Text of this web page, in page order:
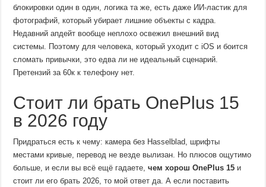
блокировки один в один, логика та же, есть даже ИИ-ластик для
фотографий, который убирает лишние объекты с кадра.
Недавний апдейт вообще неплохо освежил внешний вид
системы. Поэтому для человека, который уходит с iOS и боится
сломать привычки, это едва ли не идеальный сценарий.
Претензий за 60к к телефону нет.
Стоит ли брать OnePlus 15
в 2026 году
Придраться есть к чему: камера без Hasselblad, шрифты
местами кривые, перевод не везде вылизан. Но плюсов ощутимо
больше, и если вы всё ещё гадаете,чем хорош OnePlus 15 и
стоит ли его брать 2026, то мой ответ да. А если поставить